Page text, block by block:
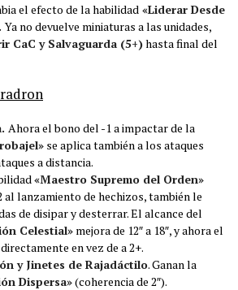
el efecto de la habilidad «Liderar Desde
Ya no devuelve miniaturas a las unidades,
CaC y Salvaguarda (5+)hasta final del
Ahora el bono del -1 a impactar de la
se aplica también a los ataques
a distancia.
«Maestro Supremo del Orden»
al lanzamiento de hechizos, también le
de disipar y desterrar. El alcance del
Celestial» mejora de 12″ a 18″, y ahora el
en vez de a 2+.
y Jinetes de Rajadáctilo. Ganan la
Dispersa»(coherencia de 2″).